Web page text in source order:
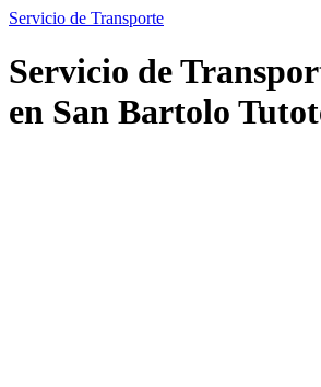
Servicio de Transporte
Servicio de
en San Bartolo